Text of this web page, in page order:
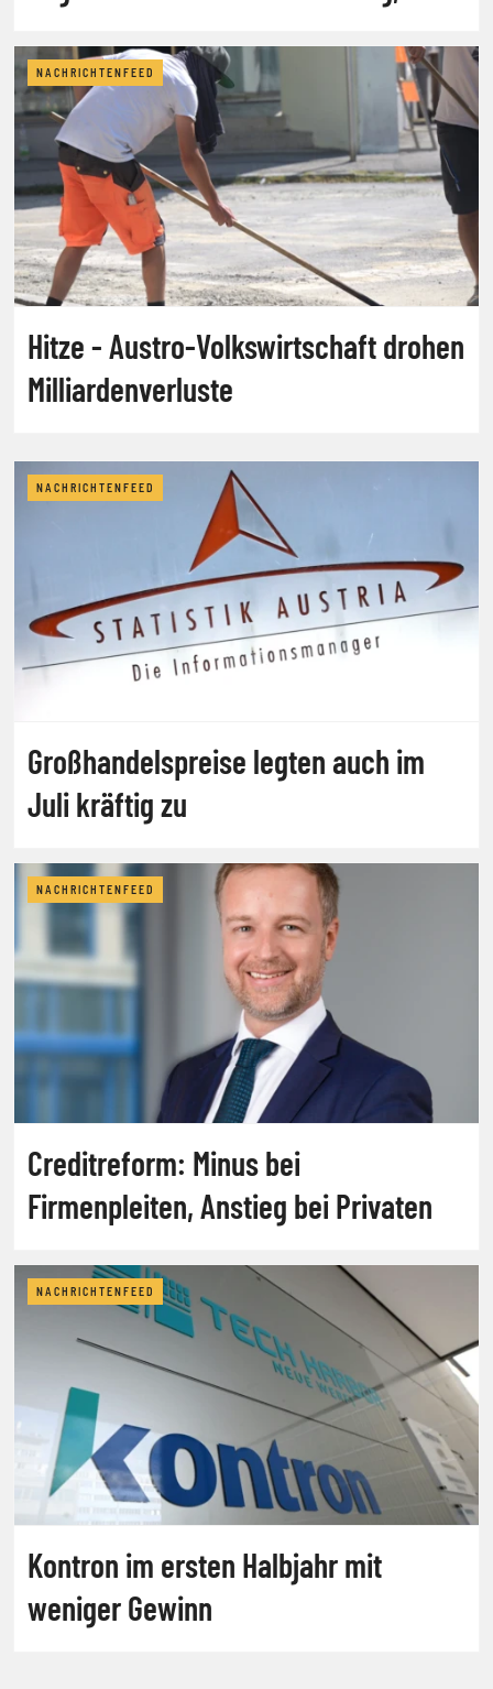
NACHRICHTENFEED
Hitze - Austro-Volkswirtschaft drohen
Milliardenverluste
NACHRICHTENFEED
Großhandelspreise legten auch im
Juli kräftig zu
NACHRICHTENFEED
Creditreform: Minus bei
Firmenpleiten, Anstieg bei Privaten
NACHRICHTENFEED
Kontron im ersten Halbjahr mit
weniger Gewinn